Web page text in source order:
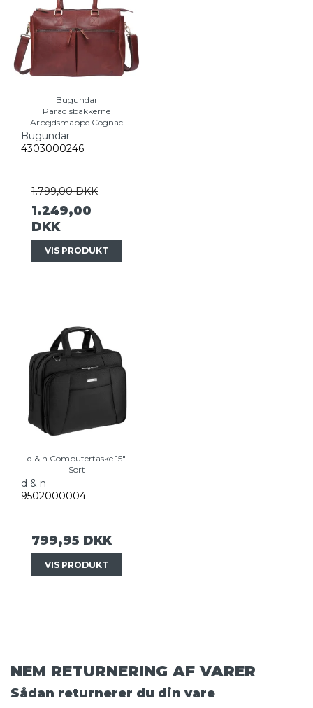
Bugundar
Paradisbakkerne
Arbejdsmappe Cognac
Bugundar
4303000246
1.799,00 DKK
1.249,00
DKK
VIS PRODUKT
d & n Computertaske 15"
Sort
d & n
9502000004
799,95 DKK
VIS PRODUKT
NEM RETURNERING AF VARER
Sådan returnerer du din vare